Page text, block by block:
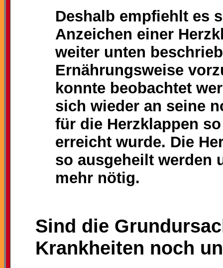
Deshalb empfiehlt es
Anzeichen einer
weiter unten
Ernährungsweise
konnte beobachtet
sich wieder an seine
für die Herzklappen
erreicht wurde. Die
so ausgeheilt werden
mehr nötig.
Sind die
Krankheiten noch